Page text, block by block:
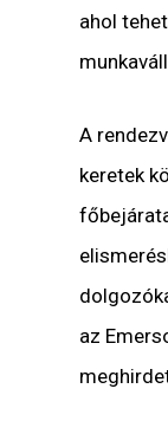
ahol
A
keretek
az